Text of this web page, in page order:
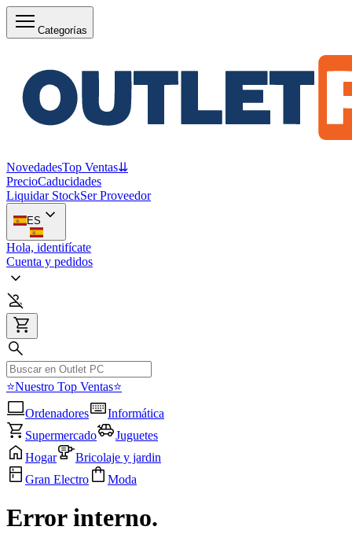
Categorías
NovedadesTop Ventas⇊
PrecioCaducidades
Liquidar StockSer Proveedor
ES
Hola, identifícate
Cuenta y pedidos
⭐Nuestro Top Ventas⭐
Ordenadores
Informática
Supermercado
Juguetes
Hogar
Bricolaje y jardin
Gran Electro
Moda
Error interno.